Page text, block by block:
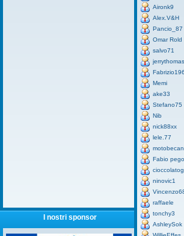
I nostri sponsor
Aironk9
Alex.V&H
Pancio_87
Omar Rold
salvo71
jerrythomas
Memi
ake33
Stefano75
Nib
nick88xx
lele.77
Fabio
ninovic1
raffaele
tonchy3
AshleySok